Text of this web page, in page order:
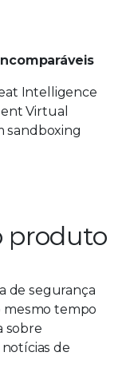
Intelligence
Virtual
sandboxing
produto
de segurança
mesmo tempo
sobre
de